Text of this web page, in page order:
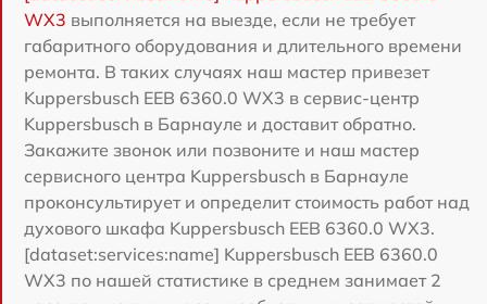
WX3 выполняется на выезде, если не требует
габаритного оборудования и длительного времени
ремонта. В таких случаях наш мастер привезет
Kuppersbusch EEB 6360.0 WX3 в сервис-центр
Kuppersbusch в Барнауле и доставит обратно.
Закажите звонок или позвоните и наш мастер
сервисного центра Kuppersbusch в Барнауле
проконсультирует и определит стоимость работ над
духового шкафа Kuppersbusch EEB 6360.0 WX3.
[dataset:services:name] Kuppersbusch EEB 6360.0
WX3 по нашей статистике в среднем занимает 2